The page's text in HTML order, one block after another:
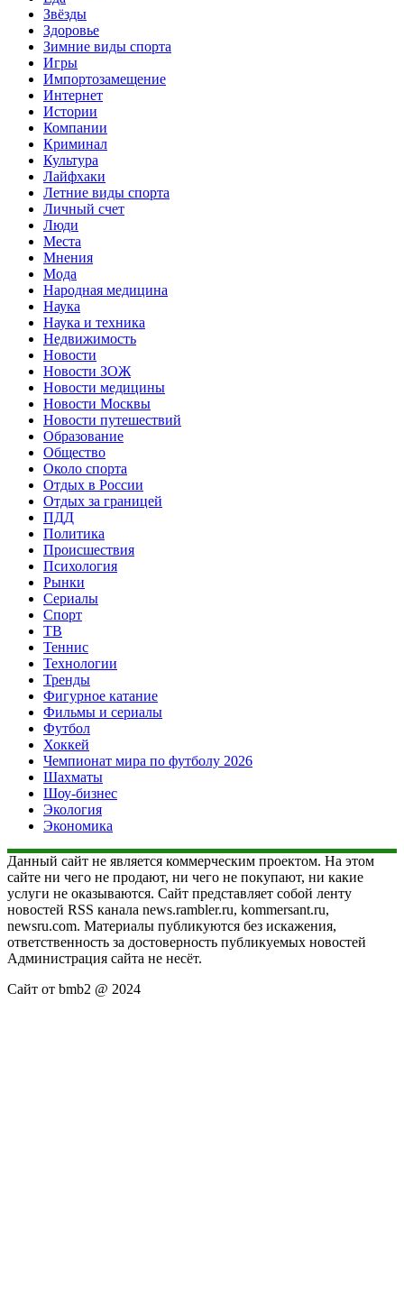
Звёзды
Здоровье
Зимние виды спорта
Игры
Импортозамещение
Интернет
Истории
Компании
Криминал
Культура
Лайфхаки
Летние виды спорта
Личный счет
Люди
Места
Мнения
Мода
Народная медицина
Наука
Наука и техника
Недвижимость
Новости
Новости ЗОЖ
Новости медицины
Новости Москвы
Новости путешествий
Образование
Общество
Около спорта
Отдых в России
Отдых за границей
ПДД
Политика
Происшествия
Психология
Рынки
Сериалы
Спорт
ТВ
Теннис
Технологии
Тренды
Фигурное катание
Фильмы и сериалы
Футбол
Хоккей
Чемпионат мира по футболу 2026
Шахматы
Шоу-бизнес
Экология
Экономика
Данный сайт не является коммерческим проектом. На этом
сайте ни чего не продают, ни чего не покупают, ни какие
услуги не оказываются. Сайт представляет собой ленту
новостей RSS канала news.rambler.ru, kommersant.ru,
newsru.com. Материалы публикуются без искажения,
ответственность за достоверность публикуемых новостей
Администрация сайта не несёт.
Сайт от bmb2 @ 2024